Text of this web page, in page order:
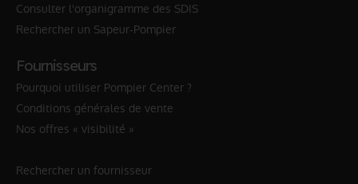
Consulter l'organigramme des SDIS
Rechercher un Sapeur-Pompier
Fournisseurs
Pourquoi utiliser Pompier Center ?
Conditions générales de vente
Nos offres « visibilité »
Rechercher un fournisseur